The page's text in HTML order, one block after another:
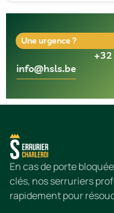
Une urgence ?
info@hsls.be
En cas de porte
clés, nos serruriers
rapidement pour